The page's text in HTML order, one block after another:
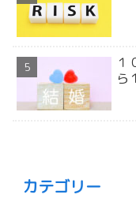
１
ら
カテゴリー